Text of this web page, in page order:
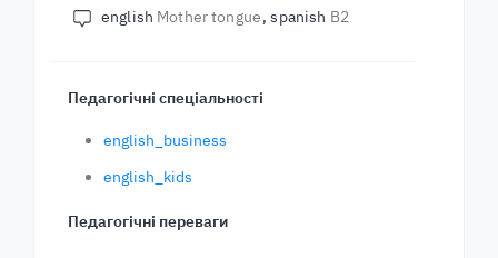
english Mother tongue spanish B2
Педагогічні спеціальності
english_business
english_kids
Педагогічні переваги